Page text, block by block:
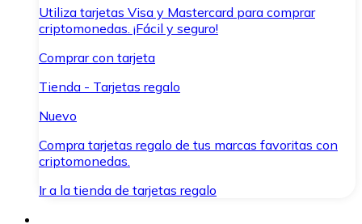
Utiliza tarjetas Visa y Mastercard para comprar
criptomonedas. ¡Fácil y seguro!
Comprar con tarjeta
Tienda - Tarjetas regalo
Nuevo
Compra tarjetas regalo de tus marcas favoritas con
criptomonedas.
Ir a la tienda de tarjetas regalo